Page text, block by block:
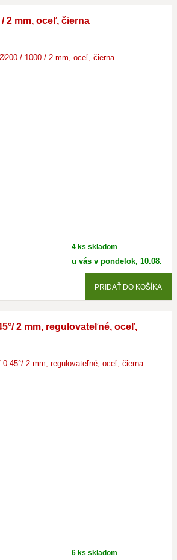
2 mm, oceľ, čierna
4 ks skladom
u vás v pondelok, 10.08.
PRIDAŤ DO KOŠÍKA
2 mm, regulovateľné, oceľ,
6 ks skladom